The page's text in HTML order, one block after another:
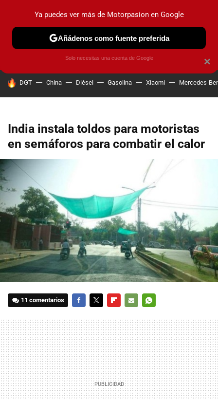
PRUEBAS COCHES ELÉCTRICOS OBSERVATORIO
HOY SE HABLA DE
DGT China Diésel Gasolina Xiaomi Mercedes-
India instala toldos para motoristas
en semáforos para combatir el calor
11 comentarios
MAIL
×
Ya puedes ver más de Motorpasion en Google
Añádenos como fuente preferida
Solo necesitas una cuenta de Google